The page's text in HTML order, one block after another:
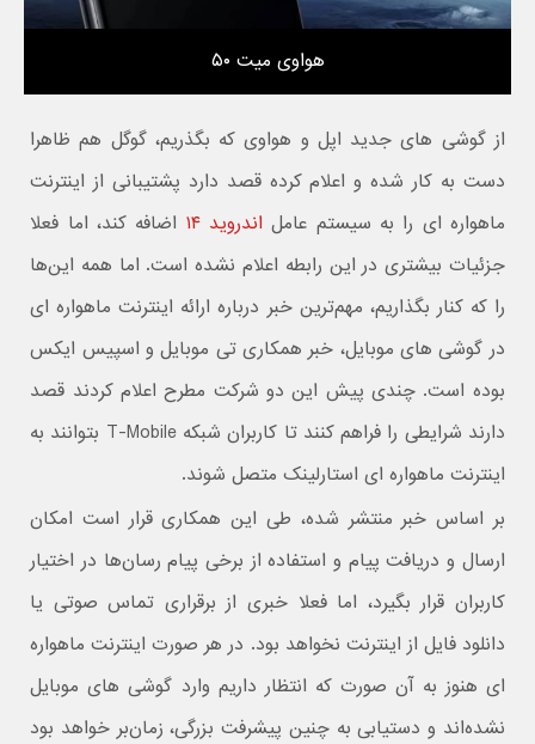
هواوی میت ۵۰
از گوشی های جدید اپل و هواوی که بگذریم، گوگل هم ظاهرا
دست به کار شده و اعلام کرده قصد دارد پشتیبانی از اینترنت
ماهواره ای را به سیستم عامل اندروید ۱۴
اضافه کند، اما فعلا
جزئیات بیشتری در این رابطه اعلام نشده است. اما همه این‌ها
را که کنار بگذاریم، مهم‌ترین خبر درباره ارائه اینترنت ماهواره ای
در گوشی های موبایل، خبر همکاری تی موبایل و اسپیس ایکس
بوده است. چندی پیش این دو شرکت مطرح اعلام کردند قصد
دارند شرایطی را فراهم کنند تا کاربران شبکه T-Mobile بتوانند به
اینترنت ماهواره ای استارلینک متصل شوند.
بر اساس خبر منتشر شده، طی این همکاری قرار است امکان
ارسال و دریافت پیام و استفاده از برخی پیام رسان‌ها در اختیار
کاربران قرار بگیرد، اما فعلا خبری از برقراری تماس صوتی یا
دانلود فایل از اینترنت نخواهد بود. در هر صورت اینترنت ماهواره
ای هنوز به آن صورت که انتظار داریم وارد گوشی های موبایل
نشده‌اند و دستیابی به چنین پیشرفت بزرگی، زمان‌بر خواهد بود